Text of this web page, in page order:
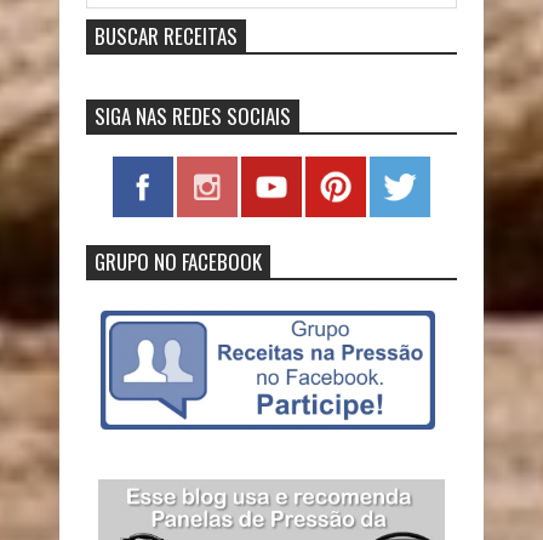
BUSCAR RECEITAS
SIGA NAS REDES SOCIAIS
GRUPO NO FACEBOOK